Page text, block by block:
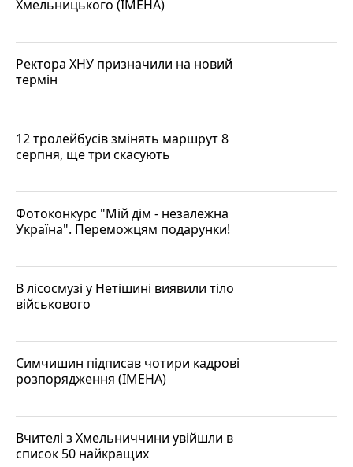
Хмельницького (ІМЕНА)
Ректора ХНУ призначили на новий
термін
12 тролейбусів змінять маршрут 8
серпня, ще три скасують
Фотоконкурс "Мій дім - незалежна
Україна". Переможцям подарунки!
В лісосмузі у Нетішині виявили тіло
військового
Симчишин підписав чотири кадрові
розпорядження (ІМЕНА)
Вчителі з Хмельниччини увійшли в
список 50 найкращих